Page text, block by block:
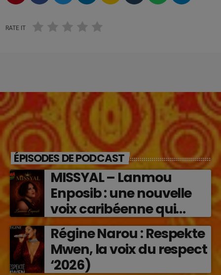
RATE IT
ÉPISODES DE PODCAST
MISSYAL – Lanmou
Enposib : une nouvelle
voix caribéenne qui
transforme les émotions
en musique (2026)
Régine Narou : Respekte
Mwen, la voix du respect
‘2026)